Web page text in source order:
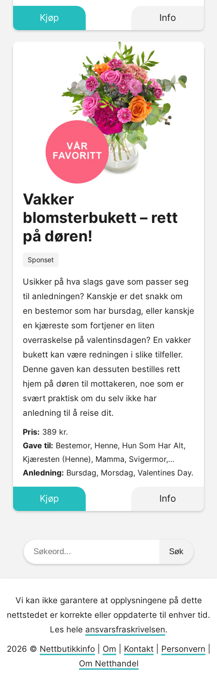
Info
Kjøp
Vakker
blomsterbukett – rett
på døren!
Sponset
Usikker på hva slags gave som passer seg
til anledningen? Kanskje er det snakk om
en bestemor som har bursdag, eller kanskje
en kjæreste som fortjener en liten
overraskelse på valentinsdagen? En vakker
bukett kan være redningen i slike tilfeller.
Denne gaven kan dessuten bestilles rett
hjem på døren til mottakeren, noe som er
svært praktisk om du selv ikke har
anledning til å reise dit.
Pris: 389 kr.
Gave til: Bestemor, Henne, Hun Som Har Alt,
Kjæresten (Henne), Mamma, Svigermor,
Søster, Tante.
Anledning: Bursdag, Morsdag, Valentines Day.
Info
Kjøp
Søkeord:
Vi kan ikke garantere at opplysningene på dette
nettstedet er korrekte eller oppdaterte til enhver tid.
Les hele ansvarsfraskrivelsen.
2026 © Nettbutikkinfo| Om Kontakt| Personvern
Om Netthandel